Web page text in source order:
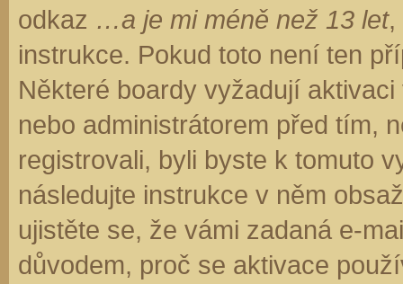
odkaz …a je mi méně než 13 let,
instrukce. Pokud toto není ten
Některé boardy vyžadují
nebo administrátorem před tím,
registrovali, byli byste k tomuto
následujte instrukce v něm
ujistěte se, že vámi zadaná e-
důvodem, proč se aktivace